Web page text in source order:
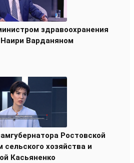
здравоохранения
Варданяном
Ростовской
хозяйства и
Касьяненко